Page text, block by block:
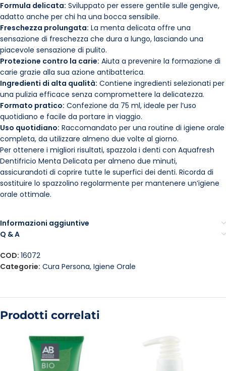
Formula delicata: Sviluppato per essere gentile sulle gengive,
adatto anche per chi ha una bocca sensibile.
Freschezza prolungata: La menta delicata offre una
sensazione di freschezza che dura a lungo, lasciando una
piacevole sensazione di pulito.
Protezione contro la carie: Aiuta a prevenire la formazione di
carie grazie alla sua azione antibatterica.
Ingredienti di alta qualità: Contiene ingredienti selezionati per
una pulizia efficace senza compromettere la delicatezza.
Formato pratico: Confezione da 75 ml, ideale per l’uso
quotidiano e facile da portare in viaggio.
Uso quotidiano: Raccomandato per una routine di igiene orale
completa, da utilizzare almeno due volte al giorno.
Per ottenere i migliori risultati, spazzola i denti con Aquafresh
Dentifricio Menta Delicata per almeno due minuti,
assicurandoti di coprire tutte le superfici dei denti. Ricorda di
sostituire lo spazzolino regolarmente per mantenere un’igiene
orale ottimale.
Informazioni aggiuntive
Q & A
COD: 16072
Categorie: Cura Persona, Igiene Orale
Prodotti correlati